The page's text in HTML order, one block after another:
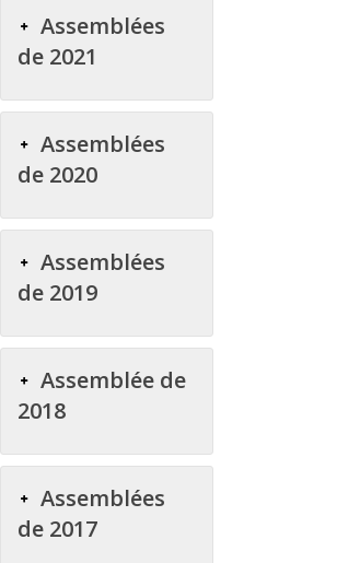
Assemblées
de 2021
Assemblées
de 2020
Assemblées
de 2019
Assemblée de
2018
Assemblées
de 2017